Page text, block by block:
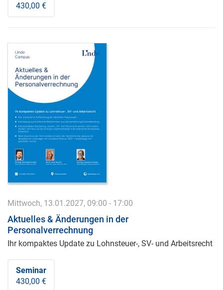
430,00 €
Mittwoch, 13.01.2027, 09:00 - 17:00
Aktuelles & Änderungen in der
Personalverrechnung
Ihr kompaktes Update zu Lohnsteuer-, SV- und Arbeitsrecht
Seminar
430,00 €